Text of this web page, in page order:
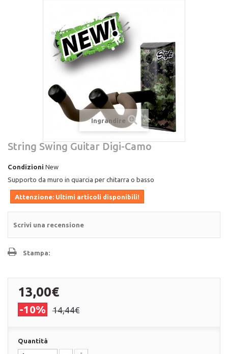
Ingrandire
String Swing Guitar Digi-Camo
Condizioni New
Supporto da muro in quarcia per chitarra o basso
Attenzione: Ultimi articoli disponibili!
Scrivi una recensione
Stampa:
13,00€
-10% 14,44€
Quantità